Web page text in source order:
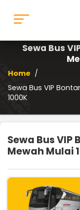
Sewa Bus
Home /
Sewa Bus VIP
1000K
Sewa Bus
Mewah Mulai